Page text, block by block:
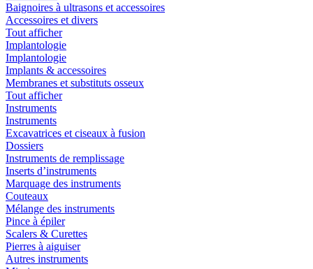
Baignoires à ultrasons et accessoires
Accessoires et divers
Tout afficher
Implantologie
Implantologie
Implants & accessoires
Membranes et substituts osseux
Tout afficher
Instruments
Instruments
Excavatrices et ciseaux à fusion
Dossiers
Instruments de remplissage
Inserts d’instruments
Marquage des instruments
Couteaux
Mélange des instruments
Pince à épiler
Scalers & Curettes
Pierres à aiguiser
Autres instruments